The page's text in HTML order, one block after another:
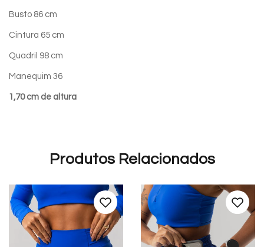
Busto 86 cm
Cintura 65 cm
Quadril 98 cm
Manequim 36
1,70 cm de altura
Produtos Relacionados